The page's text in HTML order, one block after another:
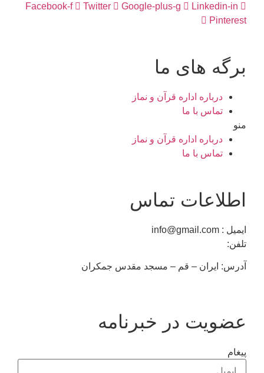
Facebook-f Twitter Google-plus-g
Linkedin-in
Pinterest
برگه های ما
درباره اداره قرآن و نماز
تماس با ما
منو
درباره اداره قرآن و نماز
تماس با ما
اطلاعات تماس
ایمیل : info@gmail.com
تلفن:02537255795
آدرس: ایران – قم – مسجد مقدس جمکران
عضویت در خبرنامه
پیغام